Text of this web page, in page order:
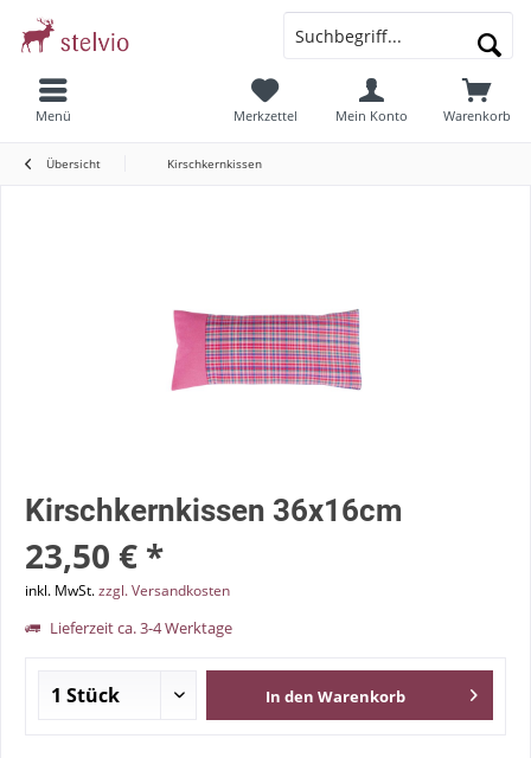
Menü Warenkorb
Merkzettel Mein Konto
Übersicht Kirschkernkissen
Kirschkernkissen 36x16cm
23,50 € *
inkl. MwSt.zzgl. Versandkosten
Lieferzeit ca. 3-4 Werktage
In den Warenkorb